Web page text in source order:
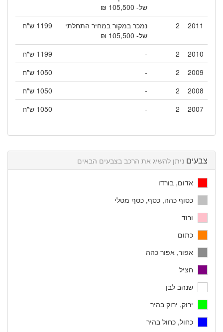
של- 105,500 ₪
2011
2
נמכר במקור במחיר התחלתי
של- 105,500 ₪
1199 ש"ח
2010
2
-
1199 ש"ח
2009
2
-
1050 ש"ח
2008
2
-
1050 ש"ח
2007
2
- 1050 ש"ח
צבעים ניתן להשיג את הרכב בצבעים הבאים
אדום, בורדו
כסוף כהה, כסף, כסף מטלי
ורוד
כתום
אפור, אפור כהה
חציל
שנהב לבן
ירוק, ירוק בהיר
כחול, כחול בהיר